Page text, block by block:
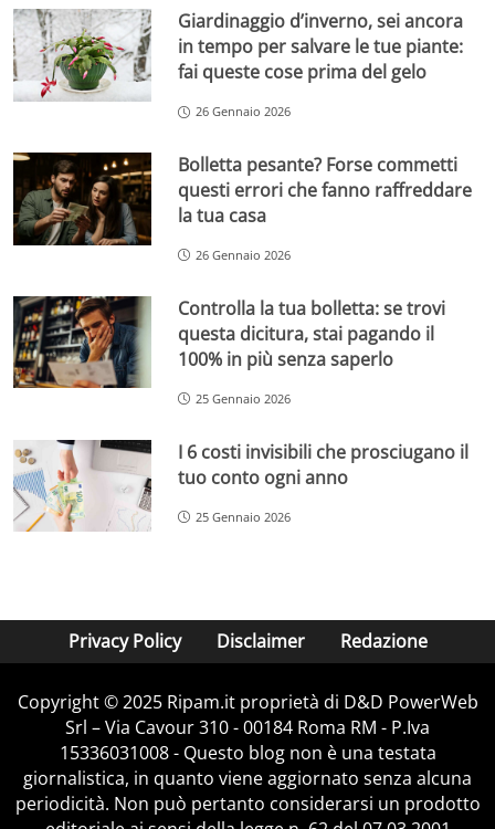
Giardinaggio d’inverno, sei ancora
in tempo per salvare le tue piante:
fai queste cose prima del gelo
26 Gennaio 2026
Bolletta pesante? Forse commetti
questi errori che fanno raffreddare
la tua casa
26 Gennaio 2026
Controlla la tua bolletta: se trovi
questa dicitura, stai pagando il
100% in più senza saperlo
25 Gennaio 2026
I 6 costi invisibili che prosciugano il
tuo conto ogni anno
25 Gennaio 2026
Privacy Policy Disclaimer Redazione
Copyright © 2025 Ripam.it proprietà di D&D PowerWeb
Srl – Via Cavour 310 - 00184 Roma RM - P.Iva
15336031008 - Questo blog non è una testata
giornalistica, in quanto viene aggiornato senza alcuna
periodicità. Non può pertanto considerarsi un prodotto